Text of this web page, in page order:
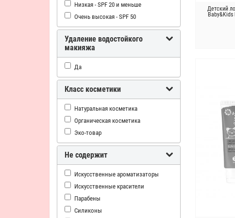
Низкая - SPF 20 и меньше
Очень высокая - SPF 50
Удаление водостойкого
макияжа
Да
Класс косметики
Натуральная косметика
Органическая косметика
Эко-товар
Не содержит
Искусственные ароматизаторы
Искусственные красители
Парабены
Силиконы
Детский